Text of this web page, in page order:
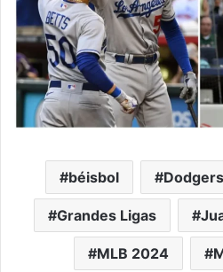
béisbol
Grandes Ligas
MLB 2024